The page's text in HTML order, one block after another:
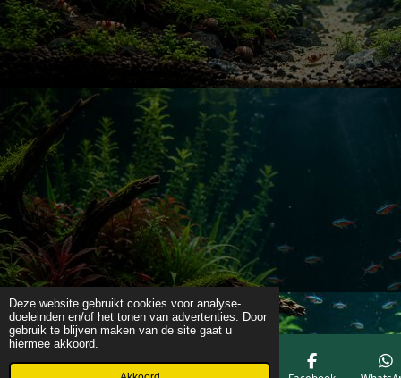
Deze website gebruikt cookies voor analyse-
doeleinden en/of het tonen van advertenties. Door
gebruik te blijven maken van de site gaat u
hiermee akkoord.